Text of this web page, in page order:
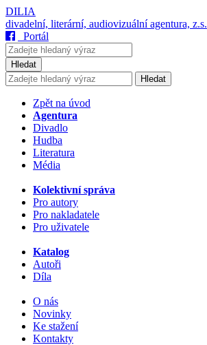
DILIA
divadelní, literární, audiovizuální agentura, z.s.
Portál
Hledat
Hledat
Zpět na úvod
Agentura
Divadlo
Hudba
Literatura
Média
Kolektivní správa
Pro autory
Pro nakladatele
Pro uživatele
Katalog
Autoři
Díla
O nás
Novinky
Ke stažení
Kontakty